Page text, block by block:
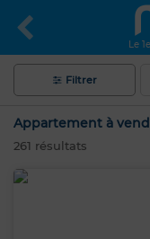
Le
Filtrer
Appartement à
261 résultats